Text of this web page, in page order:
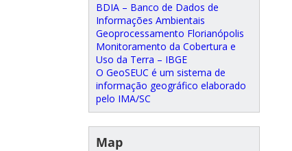
BDIA – Banco de Dados de
Informações Ambientais
Geoprocessamento Florianópolis
Monitoramento da Cobertura e
Uso da Terra – IBGE
O GeoSEUC é um sistema de
informação geográfico elaborado
pelo IMA/SC
Map